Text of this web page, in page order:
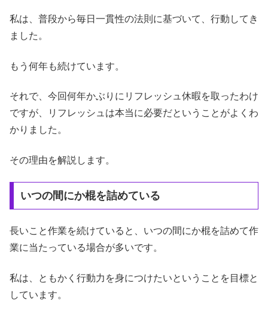
私は、普段から毎日一貫性の法則に基づいて、行動してき
ました。
もう何年も続けています。
それで、今回何年かぶりにリフレッシュ休暇を取ったわけ
ですが、リフレッシュは本当に必要だということがよくわ
かりました。
その理由を解説します。
いつの間にか棍を詰めている
長いこと作業を続けていると、いつの間にか棍を詰めて作
業に当たっている場合が多いです。
私は、ともかく行動力を身につけたいということを目標と
しています。